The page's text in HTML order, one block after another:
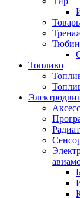
Топливо